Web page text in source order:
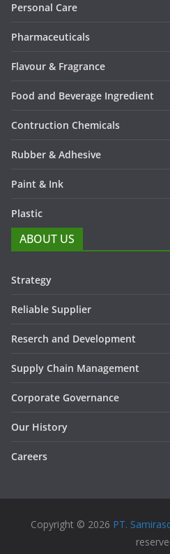
Personal Care
Pharmaceuticals
Flavour & Fragrance
Food and Beverage Ingredient
Contruction Chemicals
Rubber & Adhesive
Paint & Ink
Plastic
ABOUT US
Strategy
Reliable Supplier
Reserch and Development
Supply Chain Management
Corporate Governance
Our History
Careers
Copyright © 2026 PT.